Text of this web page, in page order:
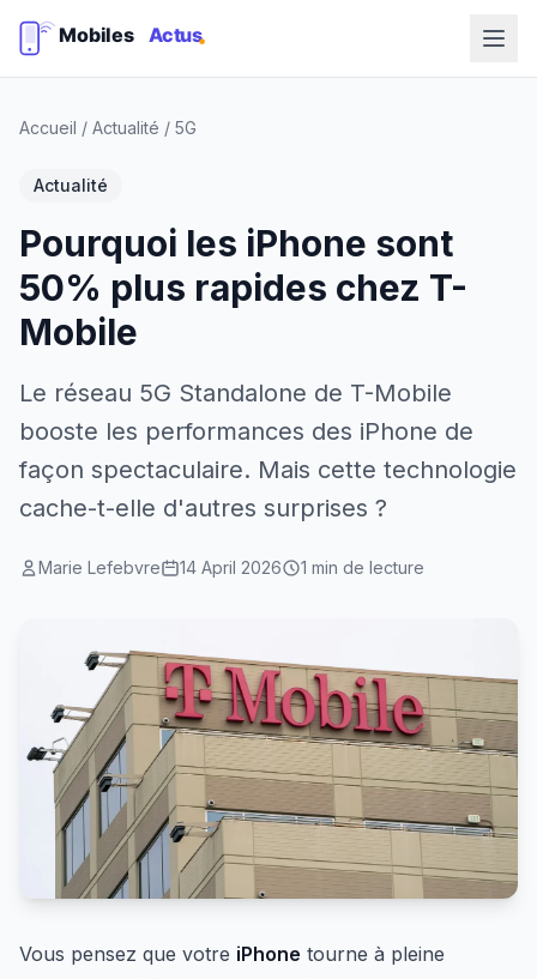
Accueil / Actualité / 5G
Actualité
Pourquoi les iPhone sont
50% plus rapides chez T-
Mobile
Le réseau 5G Standalone de T-Mobile
booste les performances des iPhone de
façon spectaculaire. Mais cette technologie
cache-t-elle d'autres surprises ?
Marie Lefebvre 14 April 2026 1 min de lecture
Vous pensez que votre iPhone tourne à pleine